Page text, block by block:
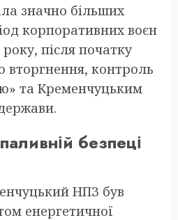
значно більших
корпоративних воєн
після початку
вторгнення, контроль
та Кременчуцьким
безпеці
НПЗ був
енергетичної